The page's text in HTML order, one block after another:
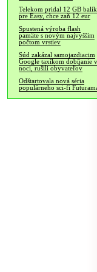
Telekom pridal 12 GB balík
pre Easy, chce zaň 12 eur
Spustená výroba flash
pamäte s novým najvyšším
počtom vrstiev
Súd zakázal samojazdiacim
Google taxíkom dobíjanie v
noci, rušili obyvateľov
Odštartovala nová séria
populárneho sci-fi